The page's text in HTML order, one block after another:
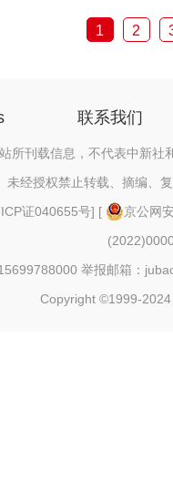
1 2
联系我们
所刊载信息，不代表中新社
未经授权禁止转载、摘编、
证040655号] [
京公网
举报邮箱：
Copyright ©1999-